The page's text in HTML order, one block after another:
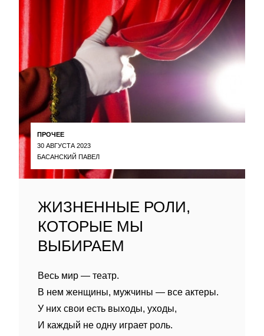
ПРОЧЕЕ
30 АВГУСТА 2023
БАСАНСКИЙ ПАВЕЛ
ЖИЗНЕННЫЕ РОЛИ,
КОТОРЫЕ МЫ
ВЫБИРАЕМ
Весь мир — театр.
В нем женщины, мужчины — все актеры.
У них свои есть выходы, уходы,
И каждый не одну играет роль.